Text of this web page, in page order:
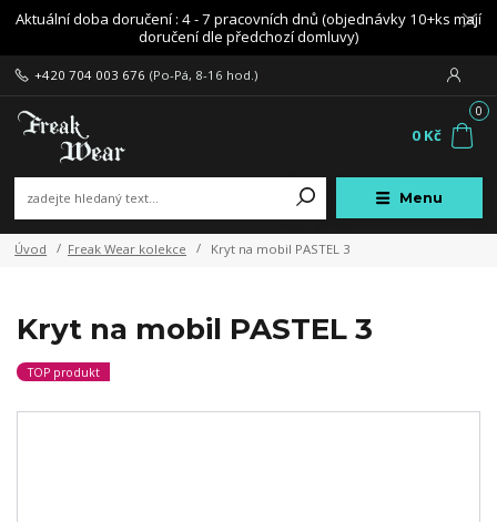
Aktuální doba doručení : 4 - 7 pracovních dnů (objednávky 10+ks mají
doručení dle předchozí domluvy)
Menu
+420 704 003 676 (Po-Pá, 8-16 hod.)
0
0 Kč
Úvod Freak Wear kolekce Kryt na mobil PASTEL 3
Kryt na mobil PASTEL 3
TOP produkt